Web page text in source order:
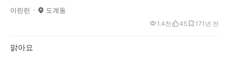
이린린 도계동
1년 전
1.4천 45 17
맑아요